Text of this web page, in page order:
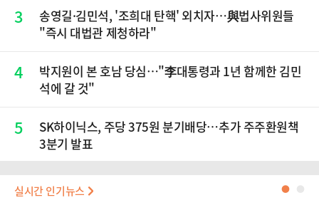
3
송영길·김민석, '조희대 탄핵' 외치자…與법사위원들
"즉시 대법관 제청하라"
4
박지원이 본 호남 당심…"李대통령과 1년 함께한 김민
석에 갈 것"
5
SK하이닉스, 주당 375원 분기배당…추가 주주환원책
3분기 발표
실시간 인기뉴스 ●